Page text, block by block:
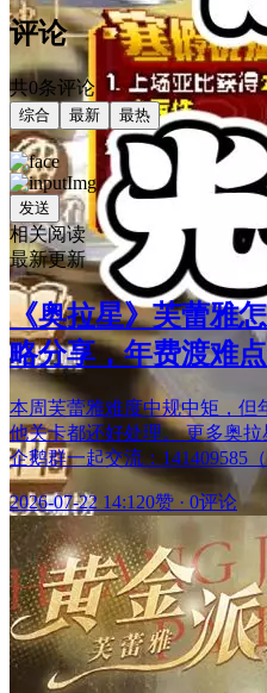
评论
共0条评论
综合 最新 最热
发送
相关阅读
最新更新
《奥拉星》芙蕾雅
略分享，年费渡难
本周芙蕾雅难度中规中矩，但
他关卡都还好处理。 更多奥
企鹅群一起交流：141409585
2026-07-22 14:120赞 · 0评论